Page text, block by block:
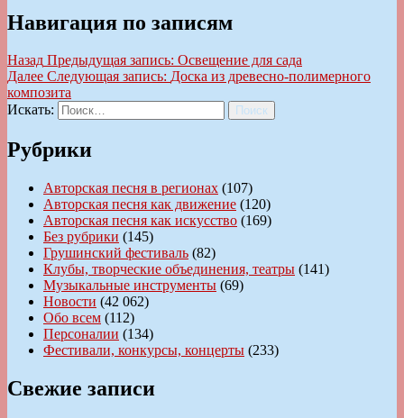
Навигация по записям
Назад Предыдущая запись: Освещение для сада
Далее Следующая запись: Доска из древесно-полимерного
композита
Искать:
Поиск
Рубрики
Авторская песня в регионах (107)
Авторская песня как движение (120)
Авторская песня как искусство (169)
Без рубрики (145)
Грушинский фестиваль (82)
Клубы, творческие объединения, театры (141)
Музыкальные инструменты (69)
Новости (42 062)
Обо всем (112)
Персоналии (134)
Фестивали, конкурсы, концерты (233)
Свежие записи